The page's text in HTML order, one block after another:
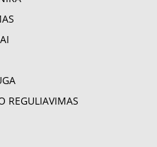
REGULIAVIMAS